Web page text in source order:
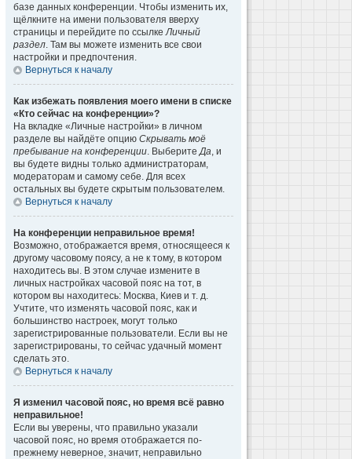
базе данных конференции. Чтобы изменить их,
щёлкните на имени пользователя вверху
страницы и перейдите по ссылкеЛичный
раздел. Там вы можете изменить все свои
настройки и предпочтения.
Вернуться к началу
Как избежать появления моего имени в списке
«Кто сейчас на конференции»?
На вкладке «Личные настройки» в личном
разделе вы найдёте опцию Скрывать моё
пребывание на конференции. ВыберитеДа, и
вы будете видны только администраторам,
модераторам и самому себе. Для всех
остальных вы будете скрытым пользователем.
Вернуться к началу
На конференции неправильное время!
Возможно, отображается время, относящееся к
другому часовому поясу, а не к тому, в котором
находитесь вы. В этом случае измените в
личных настройках часовой пояс на тот, в
котором вы находитесь: Москва, Киев и т. д.
Учтите, что изменять часовой пояс, как и
большинство настроек, могут только
зарегистрированные пользователи. Если вы не
зарегистрированы, то сейчас удачный момент
сделать это.
Вернуться к началу
Я изменил часовой пояс, но время всё равно
неправильное!
Если вы уверены, что правильно указали
часовой пояс, но время отображается по-
прежнему неверное, значит, неправильно